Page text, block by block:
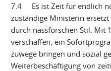
7.4 Es ist Zeit für endlich
zuständige Ministerin
durch nassforschen Stil. Mit
verschaffen, ein
zuwege bringen und sozial
Weiterbeschäftigung von